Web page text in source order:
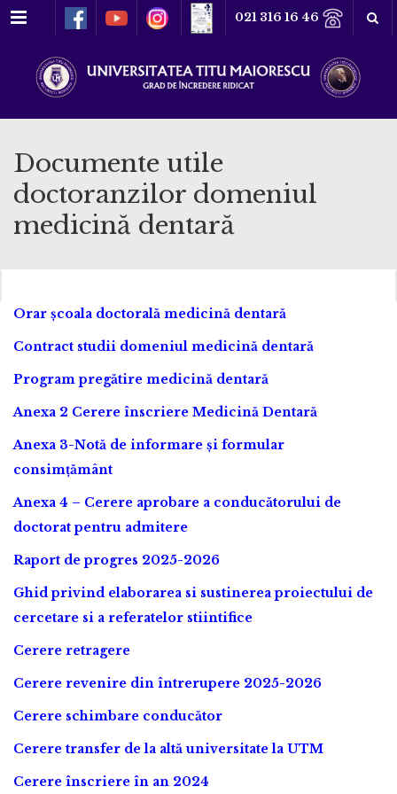
Meniu 021 316 16 46
Documente utile
doctoranzilor domeniul
medicină dentară
Orar școala doctorală medicină dentară
Contract studii domeniul medicină dentară
Program pregătire medicină dentară
Anexa 2 Cerere înscriere Medicină Dentară
Anexa 3-Notă de informare și formular
consimțământ
Anexa 4 – Cerere aprobare a conducătorului de
doctorat pentru admitere
Raport de progres 2025-2026
Ghid privind elaborarea si sustinerea proiectului de
cercetare si a referatelor stiintifice
Cerere retragere
Cerere revenire din întrerupere 2025-2026
Cerere schimbare conducător
Cerere transfer de la altă universitate la UTM
Cerere înscriere în an 2024